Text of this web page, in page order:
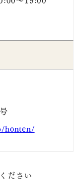
honten/
ださい